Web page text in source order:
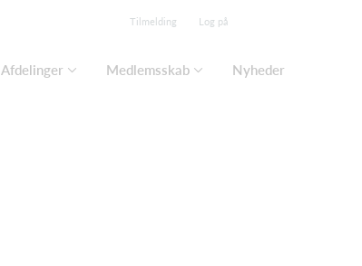
Tilmelding Log på
Afdelinger Medlemsskab Nyheder